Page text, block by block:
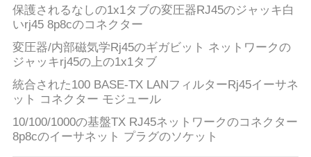
保護されるなしの1x1タブの変圧器RJ45のジャッキ白
いrj45 8p8cのコネクター
変圧器/内部磁気学Rj45のギガビット ネットワークの
ジャッキrj45の上の1x1タブ
統合された100 BASE-TX LANフィルターRj45イーサネ
ット コネクター モジュール
10/100/1000の基盤TX RJ45ネットワークのコネクター
8p8cのイーサネット プラグのソケット